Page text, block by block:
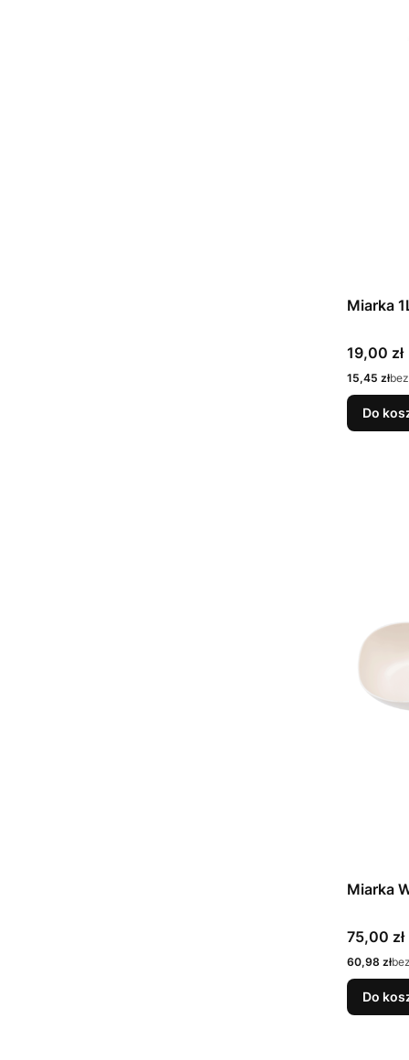
Miarka
Cena
19,00 zł
Cena
15,45 zł
Do
Miarka
Cena
75,00 zł
Cena
60,98 zł
Do